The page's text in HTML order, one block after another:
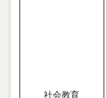
社会教育